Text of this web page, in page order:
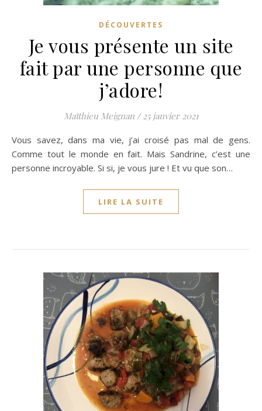
DÉCOUVERTES
Je vous présente un site
fait par une personne que
j’adore!
Matthieu Meignan / 25 janvier 2021
Vous savez, dans ma vie, j’ai croisé pas mal de gens.
Comme tout le monde en fait. Mais Sandrine, c’est une
personne incroyable. Si si, je vous jure ! Et vu que son…
LIRE LA SUITE